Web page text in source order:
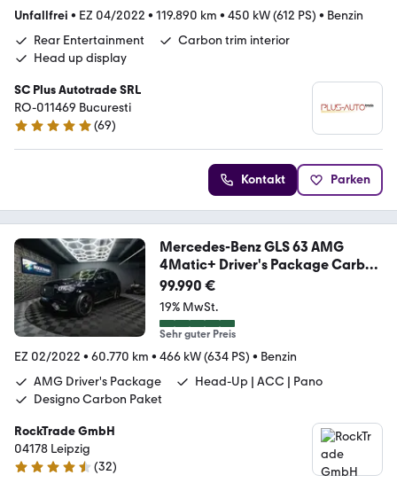
Unfallfrei • EZ 04/2022 • 119.890 km • 450 kW (612 PS) • Benzin
Rear Entertainment
Carbon trim interior
Head up display
SC Plus Autotrade SRL
RO-011469 Bucuresti
5 Sterne
(69)
Kontakt Parken
Mercedes-Benz GLS 63 AMG
4Matic+ Driver's Package Carbon
*ACC*
99.990 €
19% MwSt.
Sehr guter Preis
EZ 02/2022 • 60.770 km • 466 kW (634 PS) • Benzin
AMG Driver's Package
Head-Up | ACC | Pano
Designo Carbon Paket
RockTrade GmbH
04178 Leipzig
4.7 Sterne
(32)